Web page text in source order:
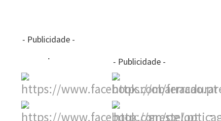
- Publicidade -
- Publicidade -
-